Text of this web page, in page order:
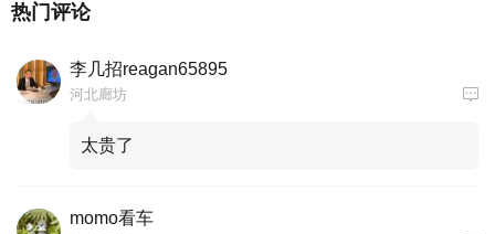
热门评论
李几招reagan65895
河北廊坊
太贵了
momo看车